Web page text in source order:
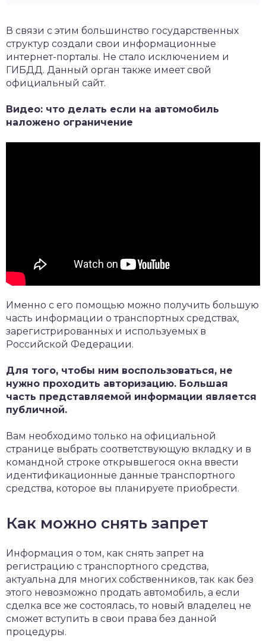
В связи с этим большинство государственных
структур создали свои информационные
интернет-порталы. Не стало исключением и
ГИБДД. Данный орган также имеет свой
официальный сайт.
Видео: что делать если на автомобиль
наложено ограничение
Именно с его помощью можно получить большую
часть информации о транспортных средствах,
зарегистрированных и используемых в
Российской Федерации.
Для того, чтобы ним воспользоваться, не
нужно проходить авторизацию. Большая
часть представляемой информации является
публичной.
Вам необходимо только на официальной
странице выбрать соответствующую вкладку и в
командной строке открывшегося окна ввести
идентификационные данные транспортного
средства, которое вы планируете приобрести.
Как можно снять запрет
Информация о том, как снять запрет на
регистрацию с транспортного средства,
актуальна для многих собственников, так как без
этого невозможно продать автомобиль, а если
сделка все же состоялась, то новый владелец не
сможет вступить в свои права без данной
процедуры.